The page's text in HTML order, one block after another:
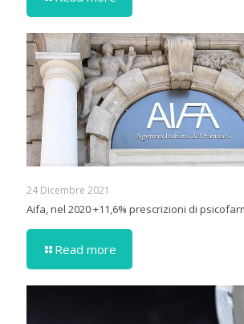
24 Dicembre 2021
Aifa, nel 2020 +11,6% prescrizioni di
Read more